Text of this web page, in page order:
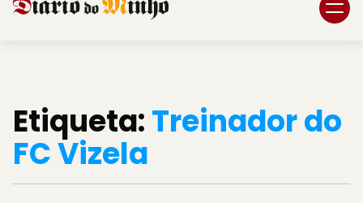
Etiqueta:Treinador do
FC Vizela